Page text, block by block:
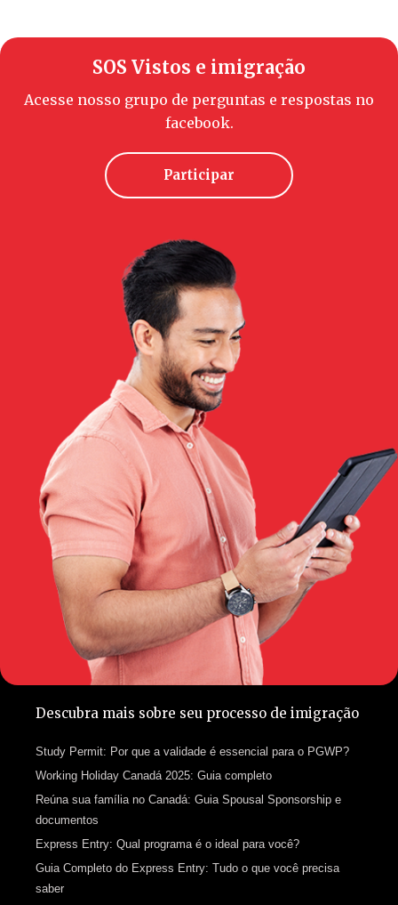
SOS Vistos e imigração
Acesse nosso grupo de perguntas e respostas no
facebook.
Participar
Descubra mais sobre seu processo de imigração
Study Permit: Por que a validade é essencial para o PGWP?
Working Holiday Canadá 2025: Guia completo
Reúna sua família no Canadá: Guia Spousal Sponsorship e
documentos
Express Entry: Qual programa é o ideal para você?
Guia Completo do Express Entry: Tudo o que você precisa
saber